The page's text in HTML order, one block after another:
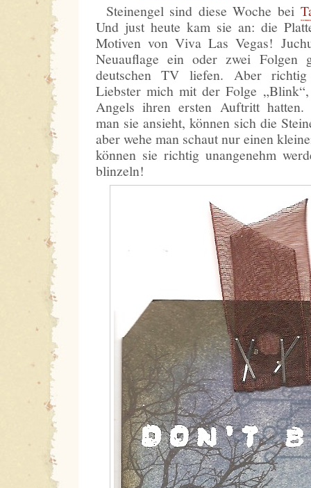
Steinengel sind diese Woche bei
Und just heute kam sie an: die
Motiven von Viva Las Vegas!
Neuauflage ein oder zwei Folgen
deutschen TV liefen. Aber
Liebster mich mit der Folge
Angels ihren ersten Auftritt hatten.
man sie ansieht, können sich die
aber wehe man schaut nur einen
können sie richtig unangenehm
blinzeln!